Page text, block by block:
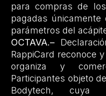
para compras de
pagadas
parámetros del
OCTAVA.–
RappiCard reconoce
organiza y
Participantes objeto
Bodytech, cuya